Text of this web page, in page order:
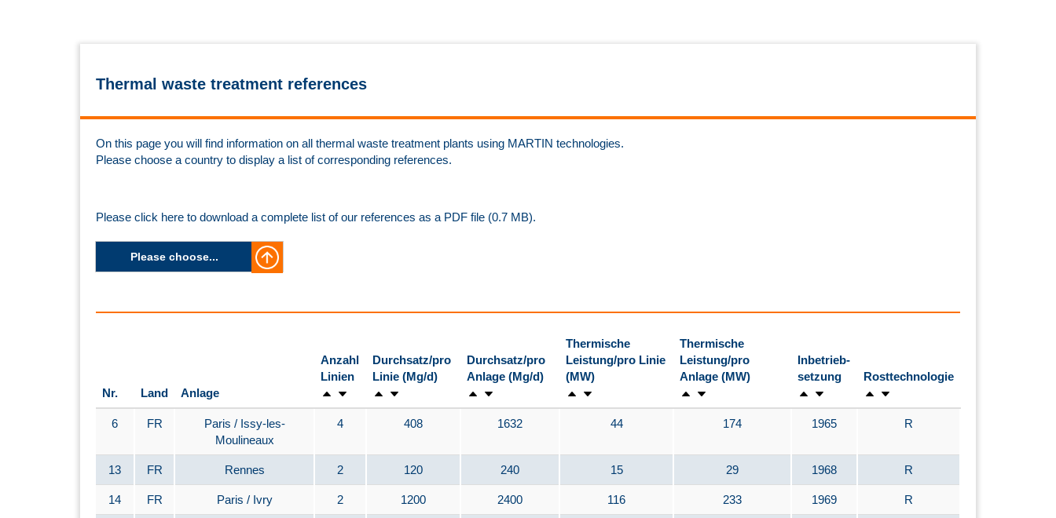
Thermal waste treatment references
On this page you will find information on all thermal waste treatment plants using MARTIN technologies.
Please choose a country to display a list of corresponding references.
Please click here to download a complete list of our references as a PDF file (0.7 MB).
Please choose...
Nr. Land Anlage
Anzahl
Linien
Durchsatz/pro
Linie (Mg/d)
Durchsatz/pro
Anlage (Mg/d)
Thermische
Leistung/pro Linie
(MW)
Thermische
Leistung/pro
Anlage (MW)
Inbetrieb-
setzung
Rosttechnologie
6 FR
Paris / Issy-les-
Moulineaux
4 408 1632 44 174 1965 R
13 FR Rennes 2 120 240 15 29 1968 R
14 FR Paris / Ivry 2 1200 2400 116 233 1969 R